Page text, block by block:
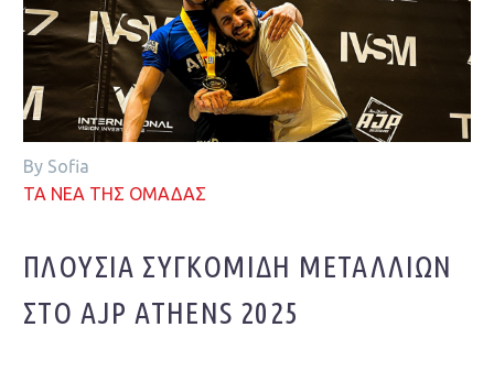
By Sofia
ΤΑ ΝΕΑ ΤΗΣ ΟΜΑΔΑΣ
ΠΛΟΎΣΙΑ ΣΥΓΚΟΜΙΔΉ ΜΕΤΑΛΛΊΩΝ
ΣΤΟ AJP ATHENS 2025